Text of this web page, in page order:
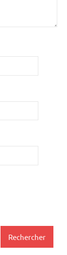
Rechercher